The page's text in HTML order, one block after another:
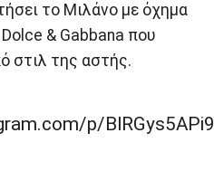
το Μιλάνο με όχημα
& Gabbana που
στιλ της αστής.
p/BlRGys5APi9